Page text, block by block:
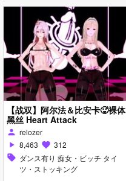
【战双】阿尔法＆比安卡🥵裸体
黑丝 Heart Attack
person relozer
play_arrow 8,463 favorite 312
sell ダンス有り 痴女・ビッチ タイ
ツ・ストッキング